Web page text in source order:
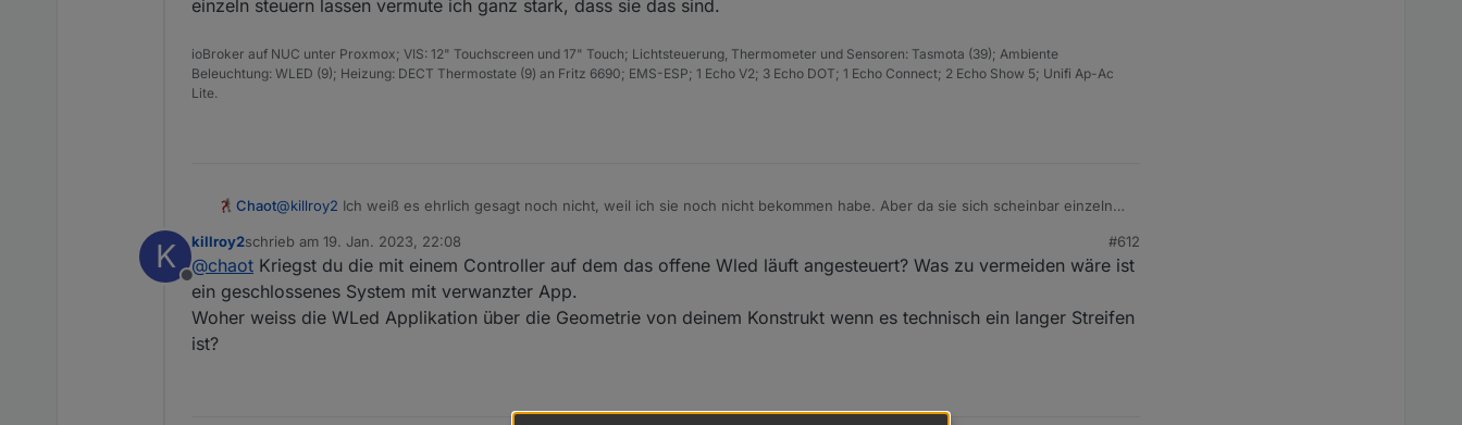
wled.0
2023-01-17 21:02:53.951 warn
wled.0
2023-01-17 21:02:53.905 warn State attribute definition missing for : rev2D with value : false
einzeln steuern lassen vermute ich ganz stark, dass sie das sind.
ioBroker auf NUC unter Proxmox; VIS: 12" Touchscreen und 17" Touch; Lichtsteuerung, Thermometer und Sensoren: Tasmota (39); Ambiente
Beleuchtung: WLED (9); Heizung: DECT Thermostate (9) an Fritz 6690; EMS-ESP; 1 Echo V2; 3 Echo DOT; 1 Echo Connect; 2 Echo Show 5; Unifi Ap-Ac
Lite.
Chaot@killroy2 Ich weiß es ehrlich gesagt noch nicht, weil ich sie noch nicht bekommen habe. Aber da sie sich scheinbar einzeln
K
Offline
killroy2schrieb am 19. Jan. 2023, 22:08
zuletzt editiert von
#612
@chaot Kriegst du die mit einem Controller auf dem das offene Wled läuft angesteuert? Was zu vermeiden wäre ist
ein geschlossenes System mit verwanzter App.
Woher weiss die WLed Applikation über die Geometrie von deinem Konstrukt wenn es technisch ein langer Streifen
ist?